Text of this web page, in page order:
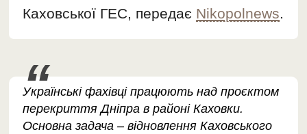
Каховської ГЕС, передає Nikopolnews.
Українські фахівці працюють над проєктом
перекриття Дніпра в районі Каховки.
Основна задача – відновлення Каховського